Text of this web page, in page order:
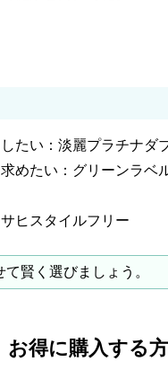
たい：淡麗プラチナダ
めたい：グリーンラベ
ヒスタイルフリー
賢く選びましょう。
お得に購入する